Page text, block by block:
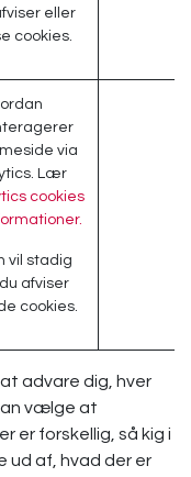
eller
cookies.
via
Lær
cookies
vil stadig
afviser
cookies.
advare dig, hver
vælge at
er forskellig, så kig i
ud af, hvad der er